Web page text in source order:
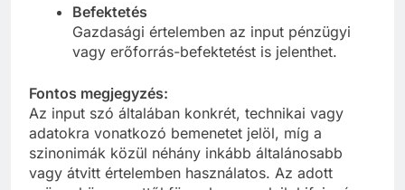
Befektetés
Gazdasági értelemben az input pénzügyi
vagy erőforrás-befektetést is jelenthet.
Fontos megjegyzés:
Az input szó általában konkrét, technikai vagy
adatokra vonatkozó bemenetet jelöl, míg a
szinonimák közül néhány inkább általánosabb
vagy átvitt értelemben használatos. Az adott